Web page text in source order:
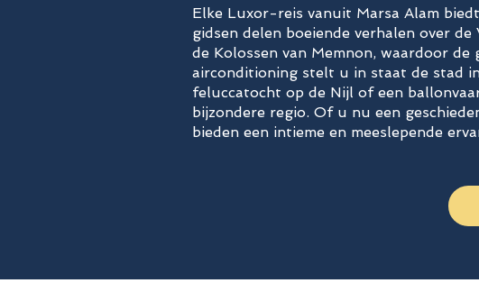
Elke Luxor-reis vanuit Marsa Alam
gidsen delen boeiende verhalen over
de Kolossen van Memnon, waardoor
airconditioning stelt u in staat de stad
feluccatocht op de Nijl of een
bijzondere regio. Of u nu een
bieden een intieme en meeslepende